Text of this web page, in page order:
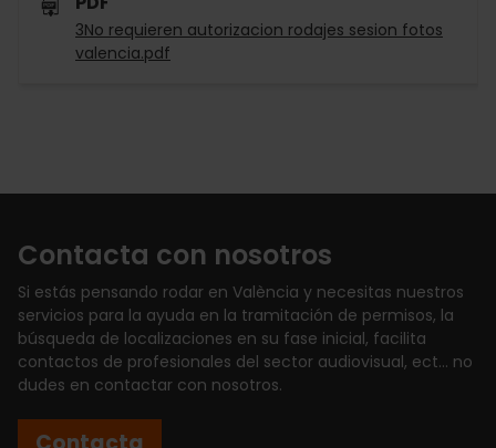
3No requieren autorizacion rodajes sesion fotos
valencia.pdf
Contacta con nosotros
Si estás pensando rodar en València y necesitas nuestros
servicios para la ayuda en la tramitación de permisos, la
búsqueda de localizaciones en su fase inicial, facilita
contactos de profesionales del sector audiovisual, ect... no
dudes en contactar con nosotros.